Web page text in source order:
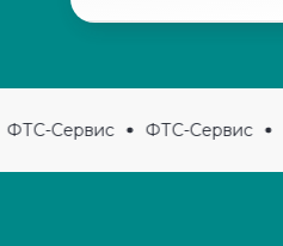
ФТС-Сервис ФТС-Сервис